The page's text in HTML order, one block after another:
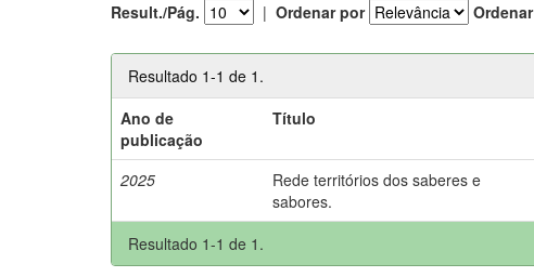
Result./Pág. | Ordenar por Ordenar
Resultado 1-1 de 1.
Ano de
publicação
Título
2025
Rede territórios dos saberes e
sabores.
Resultado 1-1 de 1.